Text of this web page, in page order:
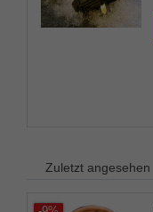
Zuletzt angesehen